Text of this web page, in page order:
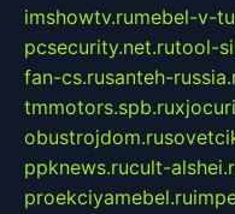
imshowtv.rumebel-v-
pcsecurity.net.rutool-
fan-cs.rusanteh-
tmmotors.spb.ru
obustrojdom.ru
ppknews.rucult-
proekciyamebel.ru